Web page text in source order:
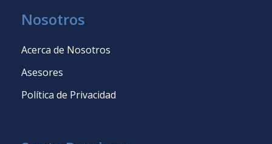
Nosotros
Acerca de Nosotros
Asesores
Política de Privacidad